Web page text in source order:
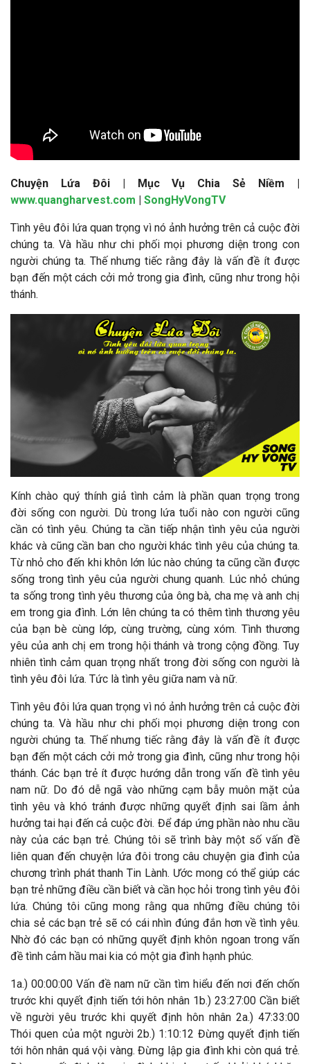
Chuyện Lứa Đôi | Mục Vụ Chia Sẻ Niềm |
www.quangharvest.com | SongHyVongTV
Tình yêu đôi lứa quan trọng vì nó ảnh hưởng trên cả cuộc đời
chúng ta. Và hầu như chi phối mọi phương diện trong con
người chúng ta. Thế nhưng tiếc rằng đây là vấn đề ít được
bạn đến một cách cởi mở trong gia đình, cũng như trong hội
thánh.
Kính chào quý thính giả tình cảm là phần quan trọng trong
đời sống con người. Dù trong lứa tuổi nào con người cũng
cần có tình yêu. Chúng ta cần tiếp nhận tình yêu của người
khác và cũng cần ban cho người khác tình yêu của chúng ta.
Từ nhỏ cho đến khi khôn lớn lúc nào chúng ta cũng cần được
sống trong tình yêu của người chung quanh. Lúc nhỏ chúng
ta sống trong tình yêu thương của ông bà, cha mẹ và anh chị
em trong gia đình. Lớn lên chúng ta có thêm tình thương yêu
của bạn bè cùng lớp, cùng trường, cùng xóm. Tình thương
yêu của anh chị em trong hội thánh và trong cộng đồng. Tuy
nhiên tình cảm quan trọng nhất trong đời sống con người là
tình yêu đôi lứa. Tức là tình yêu giữa nam và nữ.
Tình yêu đôi lứa quan trọng vì nó ảnh hưởng trên cả cuộc đời
chúng ta. Và hầu như chi phối mọi phương diện trong con
người chúng ta. Thế nhưng tiếc rằng đây là vấn đề ít được
bạn đến một cách cởi mở trong gia đình, cũng như trong hội
thánh. Các bạn trẻ ít được hướng dẫn trong vấn đề tình yêu
nam nữ. Do đó dễ ngã vào những cạm bẫy muôn mặt của
tình yêu và khó tránh được những quyết định sai lầm ảnh
hưởng tai hại đến cả cuộc đời. Để đáp ứng phần nào nhu cầu
này của các bạn trẻ. Chúng tôi sẽ trình bày một số vấn đề
liên quan đến chuyện lứa đôi trong câu chuyện gia đình của
chương trình phát thanh Tin Lành. Ước mong có thể giúp các
bạn trẻ những điều cần biết và cần học hỏi trong tình yêu đôi
lứa. Chúng tôi cũng mong rằng qua những điều chúng tôi
chia sẻ các bạn trẻ sẽ có cái nhìn đúng đắn hơn về tình yêu.
Nhờ đó các bạn có những quyết định khôn ngoan trong vấn
đề tình cảm hầu mai kia có một gia đình hạnh phúc.
1a.) 00:00:00 Vấn đề nam nữ cần tìm hiểu đến nơi đến chốn
trước khi quyết định tiến tới hôn nhân 1b.) 23:27:00 Cần biết
về người yêu trước khi quyết định hôn nhân 2a.) 47:33:00
Thói quen của một người 2b.) 1:10:12 Đừng quyết định tiến
tới hôn nhân quá vội vàng. Đừng lập gia đình khi còn quá trẻ.